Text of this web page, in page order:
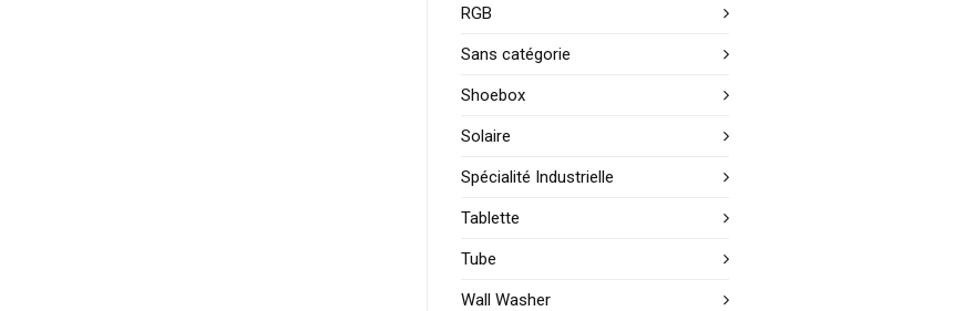
RGB
Sans catégorie
Shoebox
Solaire
Spécialité Industrielle
Tablette
Tube
Wall Washer